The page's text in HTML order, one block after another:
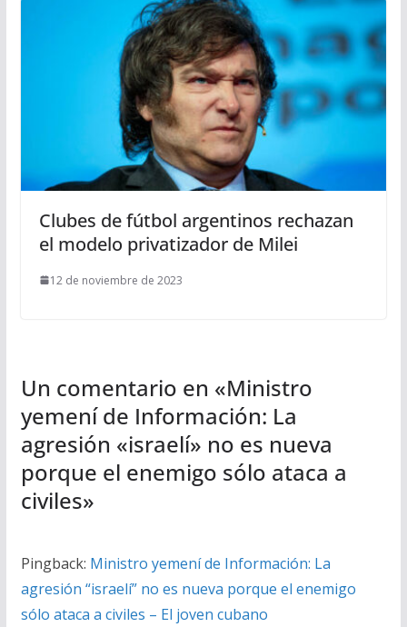
Clubes de fútbol argentinos rechazan
el modelo privatizador de Milei
12 de noviembre de 2023
Un comentario en «Ministro
yemení de Información: La
agresión «israelí» no es nueva
porque el enemigo sólo ataca a
civiles»
Pingback: Ministro yemení de Información: La
agresión “israelí” no es nueva porque el enemigo
sólo ataca a civiles – El joven cubano